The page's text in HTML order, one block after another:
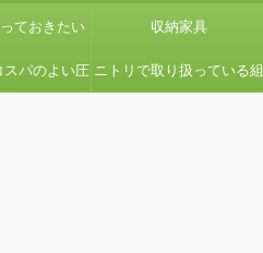
ておきたい 収納家具
パのよい圧 ニトリで取り扱っている組